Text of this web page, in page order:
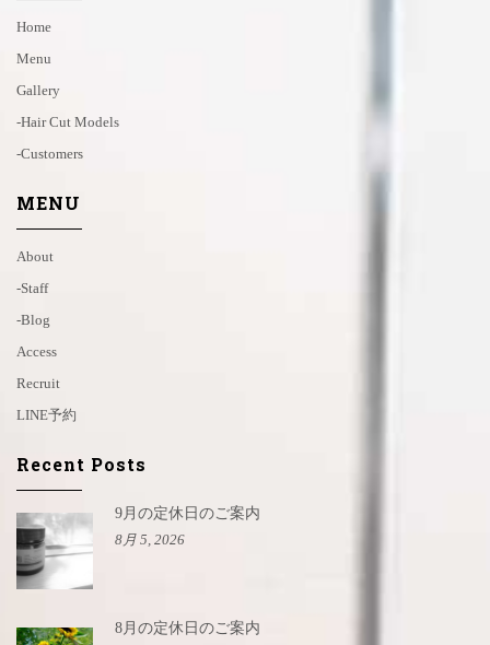
Home
Menu
Gallery
-hair Cut Models
-customers
MENU
About
-staff
-blog
Access
Recruit
LINE予約
Recent Posts
9月の定休日のご案内
8月 5, 2026
8月の定休日のご案内